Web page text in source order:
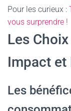
Pour les curieux :
vous surprendre !
Les
Impact et
Les